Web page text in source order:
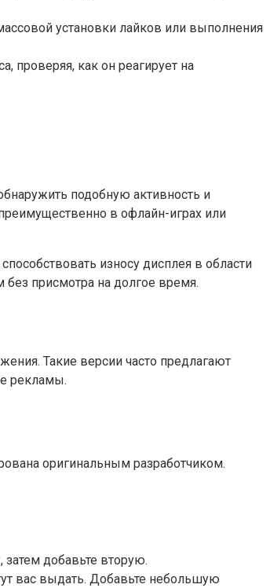
установки лайков или выполнения
проверяя, как он реагирует на
подобную активность и
в офлайн-играх или
износу дисплея в области
присмотра на долгое время.
Такие версии часто предлагают
рекламы.
оригинальным разработчиком.
затем добавьте вторую.
вас выдать. Добавьте небольшую